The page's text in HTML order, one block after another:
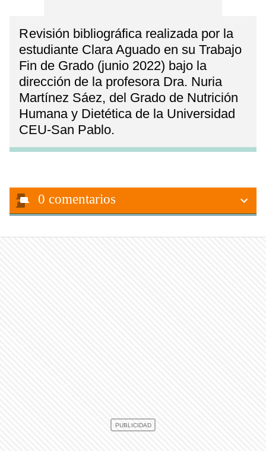
Revisión bibliográfica realizada por la
estudiante Clara Aguado en su Trabajo
Fin de Grado (junio 2022) bajo la
dirección de la profesora Dra. Nuria
Martínez Sáez, del Grado de Nutrición
Humana y Dietética de la Universidad
CEU-San Pablo.
0 comentarios